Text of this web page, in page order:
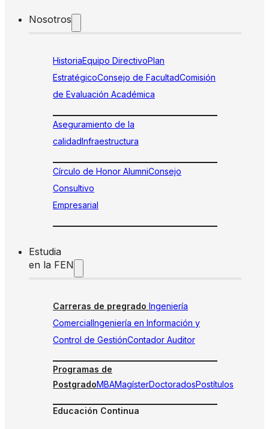
Nosotros
HistoriaEquipo DirectivoPlan
EstratégicoConsejo de FacultadComisión
de Evaluación Académica
Aseguramiento de la
calidadInfraestructura
Círculo de Honor AlumniConsejo
Consultivo
Empresarial
Estudia
en la FEN
Carreras de pregrado Ingeniería
ComercialIngeniería en Información y
Control de GestiónContador Auditor
Programas de
PostgradoMBAMagísterDoctoradosPostítulos
Educación Continua